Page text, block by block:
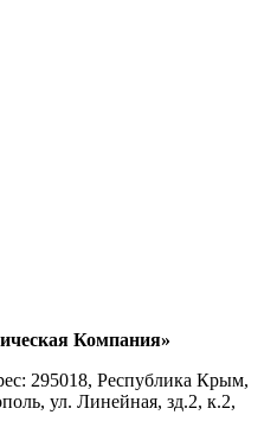
Компания»
295018, Республика Крым,
ул. Линейная, зд.2, к.2,